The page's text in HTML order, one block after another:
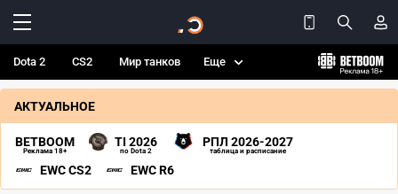
Dota 2 CS2 Мир танков Еще
АКТУАЛЬНОЕ
BETBOOM
Реклама 18+
TI 2026
по Dota 2
РПЛ 2026-2027
таблица и расписание
EWC CS2 EWC R6